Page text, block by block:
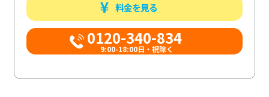
料金を見る
0120-340-834
9:00-18:00日・祝除く